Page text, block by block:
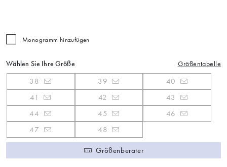
Monogramm hinzufügen
Wählen Sie Ihre Größe Größentabelle
38 39
40
41
42
43
44
45
46
47
48
Größenberater